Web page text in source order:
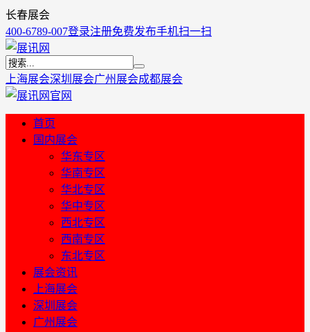
长春展会
400-6789-007登录注册免费发布手机扫一扫
上海展会深圳展会广州展会成都展会
首页
国内展会
华东专区
华南专区
华北专区
华中专区
西北专区
西南专区
东北专区
展会资讯
上海展会
深圳展会
广州展会